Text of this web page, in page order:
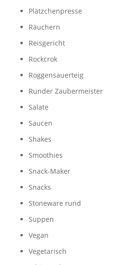
Plätzchenpresse
Räuchern
Reisgericht
Rockcrok
Roggensauerteig
Runder Zaubermeister
Salate
Saucen
Shakes
Smoothies
Snack-Maker
Snacks
Stoneware rund
Suppen
Vegan
Vegetarisch